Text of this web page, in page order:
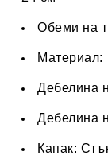
Обеми на
Дебелина
Дебелина
Капак: